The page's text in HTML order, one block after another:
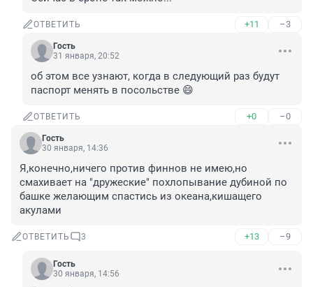
ОТВЕТИТЬ +11 –3
Гость
31 января, 20:52
об этом все узнают, когда в следующий раз будут
паспорт менять в посольстве 😄
ОТВЕТИТЬ +0 –0
Гость
30 января, 14:36
Я,конечно,ничего против финнов не имею,но
смахивает на "дружеские" похлопывание дубиной по
башке желающим спастись из океана,кишащего
акулами
ОТВЕТИТЬ 3 +13 –9
Гость
30 января, 14:56